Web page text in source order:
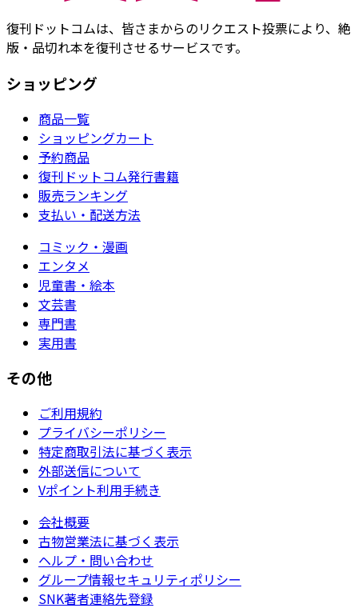
復刊ドットコムは、皆さまからのリクエスト投票により、絶
版・品切れ本を復刊させるサービスです。
ショッピング
商品一覧
ショッピングカート
予約商品
復刊ドットコム発行書籍
販売ランキング
支払い・配送方法
コミック・漫画
エンタメ
児童書・絵本
文芸書
専門書
実用書
その他
ご利用規約
プライバシーポリシー
特定商取引法に基づく表示
外部送信について
Vポイント利用手続き
会社概要
古物営業法に基づく表示
ヘルプ・問い合わせ
グループ情報セキュリティポリシー
SNK著者連絡先登録